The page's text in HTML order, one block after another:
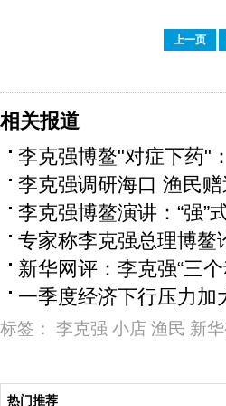
上一页
相关报道
李克强博鳌"对症下药"
李克强调研海口 渔民
李克强博鳌演讲：“强”
专家称李克强总理博鳌
新华网评：李克强“三
一季度经济下行压力加
标签： 李克强 小店 渔民 新
热门推荐